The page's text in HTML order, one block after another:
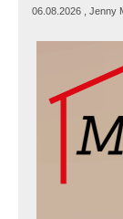
06.08.2026 , Jenny